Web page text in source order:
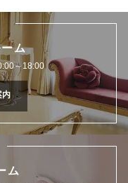
ム
～18:00
内
ム